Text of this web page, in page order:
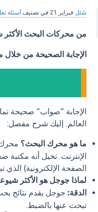
سُئل فبراير 21 في تصنيف أسئلة
من محركات البحث
الإجابة الصحيحة من خلال
الإجابة "صواب" صحيحة
العالم. إليك شرح مفصل:
ما هو محرك البحث؟
الإنترنت. تخيل أنه
الصفحة الإلكترونية) الذي
لماذا جوجل هو الأكثر
الدقة: جوجل يقدم نتائج
تبحث عنها بالضبط.